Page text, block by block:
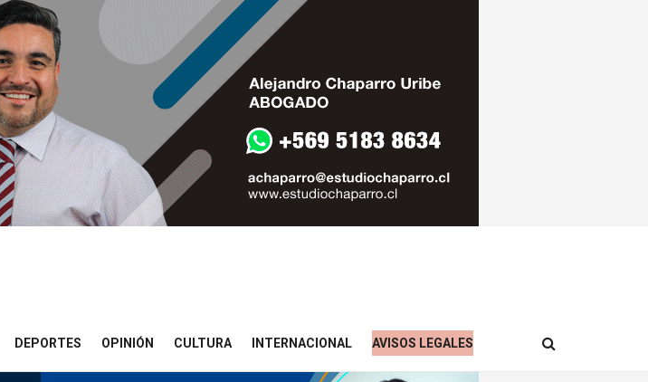
DEPORTES OPINIÓN CULTURA INTERNACIONAL AVISOS LEGALES